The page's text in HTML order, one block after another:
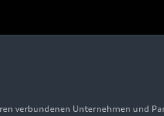
verbundenen Unternehmen und